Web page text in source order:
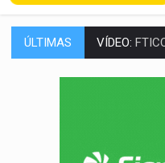
ÚLTIMAS INCLUSÃO:
DEFESA:
TEMAS